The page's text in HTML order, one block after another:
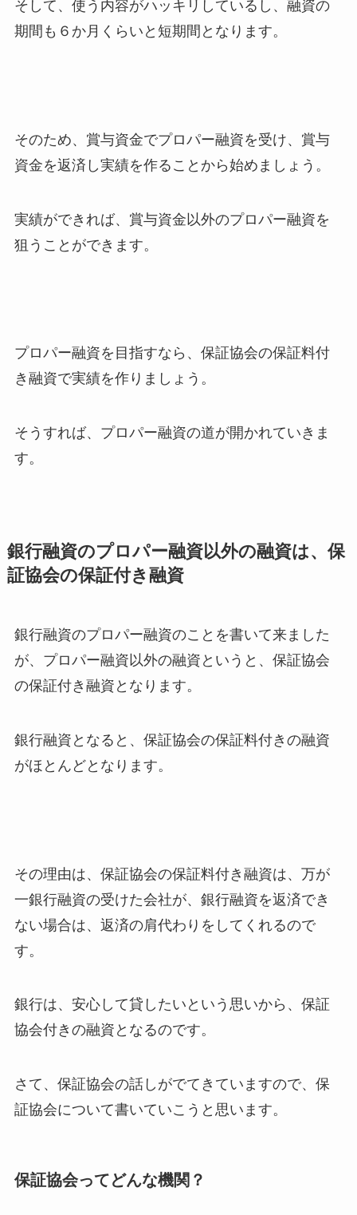
そして、使う内容がハッキリしているし、融資の
期間も６か月くらいと短期間となります。
そのため、賞与資金でプロパー融資を受け、賞与
資金を返済し実績を作ることから始めましょう。
実績ができれば、賞与資金以外のプロパー融資を
狙うことができます。
プロパー融資を目指すなら、保証協会の保証料付
き融資で実績を作りましょう。
そうすれば、プロパー融資の道が開かれていきま
す。
銀行融資のプロパー融資以外の融資は、保
証協会の保証付き融資
銀行融資のプロパー融資のことを書いて来ました
が、プロパー融資以外の融資というと、保証協会
の保証付き融資となります。
銀行融資となると、保証協会の保証料付きの融資
がほとんどとなります。
その理由は、保証協会の保証料付き融資は、万が
一銀行融資の受けた会社が、銀行融資を返済でき
ない場合は、返済の肩代わりをしてくれるので
す。
銀行は、安心して貸したいという思いから、保証
協会付きの融資となるのです。
さて、保証協会の話しがでてきていますので、保
証協会について書いていこうと思います。
保証協会ってどんな機関？